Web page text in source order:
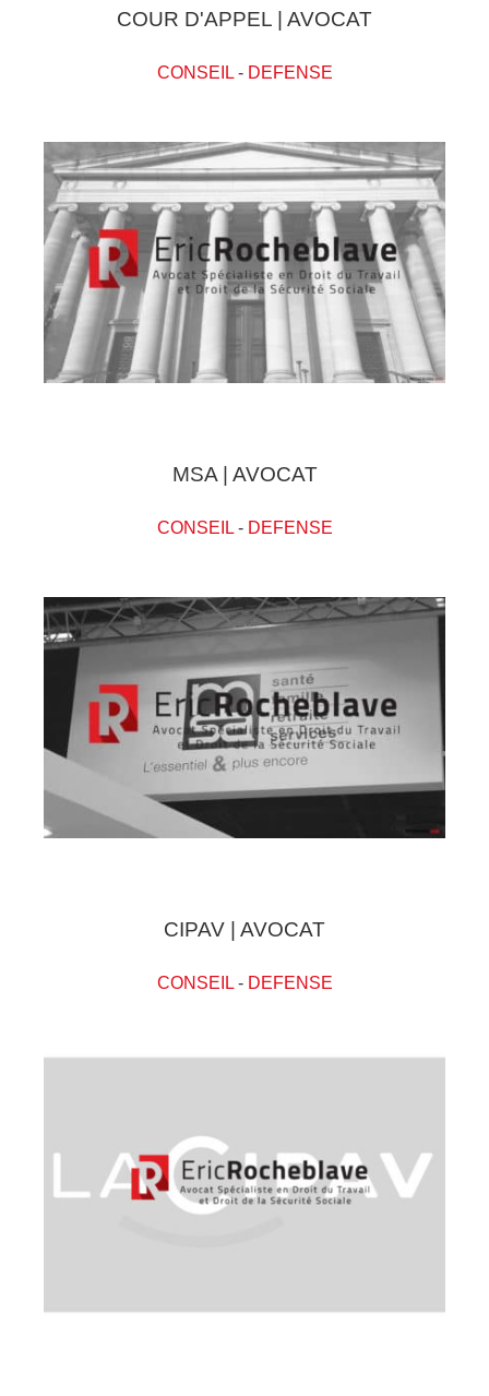
COUR D'APPEL | AVOCAT
CONSEIL- DEFENSE
MSA | AVOCAT
CONSEIL- DEFENSE
CIPAV | AVOCAT
CONSEIL- DEFENSE